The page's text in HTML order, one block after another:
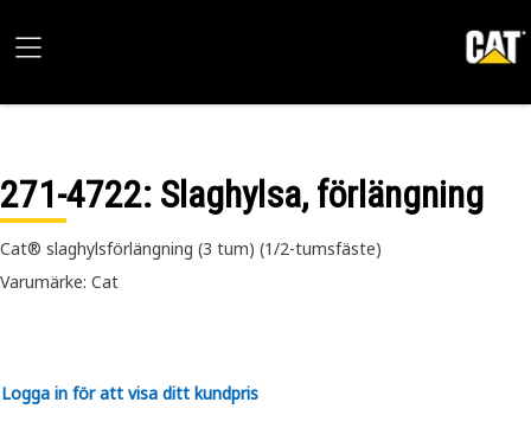
271-4722: Slaghylsa, förlängning
Cat® slaghylsförlängning (3 tum) (1/2-tumsfäste)
Varumärke: Cat
Logga in för att visa ditt kundpris